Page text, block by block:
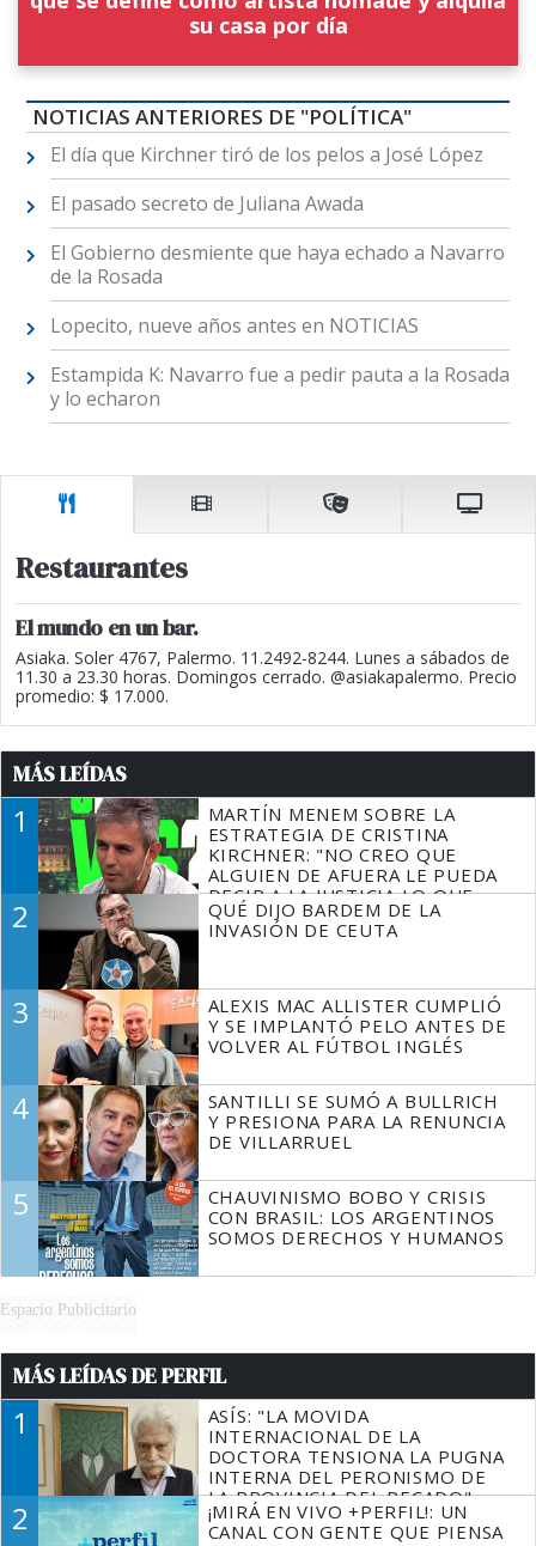
su casa por día
NOTICIAS ANTERIORES DE "POLÍTICA"
El día que Kirchner tiró de los pelos a José López
El pasado secreto de Juliana Awada
El Gobierno desmiente que haya echado a Navarro
de la Rosada
Lopecito, nueve años antes en NOTICIAS
Estampida K: Navarro fue a pedir pauta a la Rosada
y lo echaron
Restaurantes
El mundo en un bar.
Asiaka. Soler 4767, Palermo. 11.2492-8244. Lunes a sábados de
11.30 a 23.30 horas. Domingos cerrado. @asiakapalermo. Precio
promedio: $ 17.000.
MÁS LEÍDAS
1
MARTÍN MENEM SOBRE LA
ESTRATEGIA DE CRISTINA
KIRCHNER: "NO CREO QUE
ALGUIEN DE AFUERA LE PUEDA
DECIR A LA JUSTICIA LO QUE
TIENE QUE HACER"
2
QUÉ DIJO BARDEM DE LA
INVASIÓN DE CEUTA
3
ALEXIS MAC ALLISTER CUMPLIÓ
Y SE IMPLANTÓ PELO ANTES DE
VOLVER AL FÚTBOL INGLÉS
4
SANTILLI SE SUMÓ A BULLRICH
Y PRESIONA PARA LA RENUNCIA
DE VILLARRUEL
5
CHAUVINISMO BOBO Y CRISIS
CON BRASIL: LOS ARGENTINOS
SOMOS DERECHOS Y HUMANOS
Espacio Publicitario
MÁS LEÍDAS DE PERFIL
1
ASÍS: "LA MOVIDA
INTERNACIONAL DE LA
DOCTORA TENSIONA LA PUGNA
INTERNA DEL PERONISMO DE
LA PROVINCIA DEL PECADO"
2
¡MIRÁ EN VIVO +PERFIL!: UN
CANAL CON GENTE QUE PIENSA